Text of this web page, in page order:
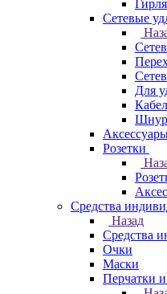
Сетевые
Для
Розетки
Средства
Назад
Средства
Очки
Маски
Перчатки